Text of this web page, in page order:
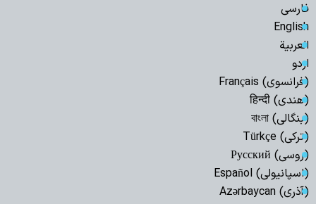
فارسی
English
العربیة
اردو
(فرانسوی) Français
(هندی) हिन्दी
(بنگالی) বাংলা
(ترکی) Türkçe
(روسی) Русский
(اسپانیولی) Español
(آذری) Azərbaycan